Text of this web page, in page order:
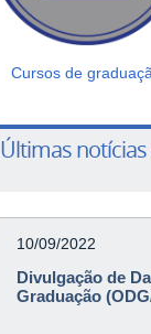
Cursos de
Últimas notícias
10/09/2022
Divulgação de
Graduação